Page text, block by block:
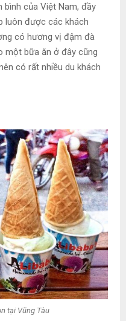
bình của Việt Nam, đầy
luôn được các khách
có hương vị đậm đà
một bữa ăn ở đây cũng
có rất nhiều du khách
tại Vũng Tàu